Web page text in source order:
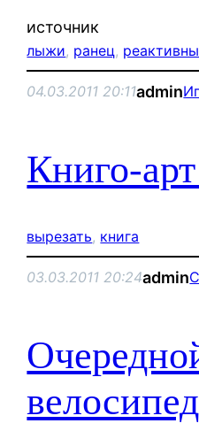
источник
лыжи, ранец,
04.03.2011 20:11admin
Книго-
вырезать, книга
03.03.2011 20:24admin